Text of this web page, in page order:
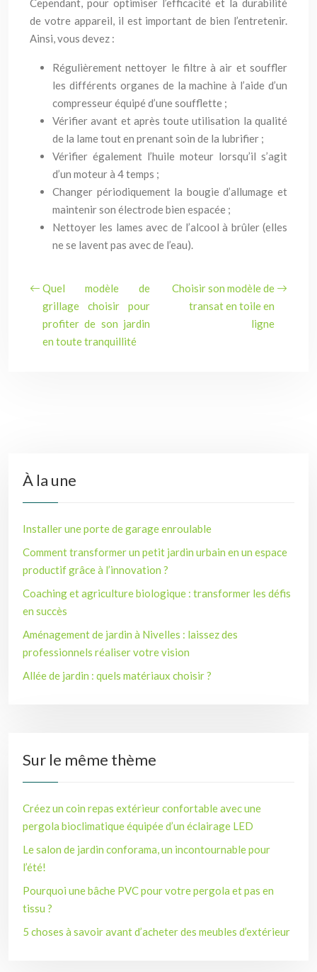
Cependant, pour optimiser l’efficacité et la durabilité
de votre appareil, il est important de bien l’entretenir.
Ainsi, vous devez :
Régulièrement nettoyer le filtre à air et souffler
les différents organes de la machine à l’aide d’un
compresseur équipé d’une soufflette ;
Vérifier avant et après toute utilisation la qualité
de la lame tout en prenant soin de la lubrifier ;
Vérifier également l’huile moteur lorsqu’il s’agit
d’un moteur à 4 temps ;
Changer périodiquement la bougie d’allumage et
maintenir son électrode bien espacée ;
Nettoyer les lames avec de l’alcool à brûler (elles
ne se lavent pas avec de l’eau).
Quel modèle de
grillage choisir pour
profiter de son jardin
en toute tranquillité
Choisir son modèle de
transat en toile en
ligne
À la une
Installer une porte de garage enroulable
Comment transformer un petit jardin urbain en un espace
productif grâce à l’innovation ?
Coaching et agriculture biologique : transformer les défis
en succès
Aménagement de jardin à Nivelles : laissez des
professionnels réaliser votre vision
Allée de jardin : quels matériaux choisir ?
Sur le même thème
Créez un coin repas extérieur confortable avec une
pergola bioclimatique équipée d’un éclairage LED
Le salon de jardin conforama, un incontournable pour
l’été!
Pourquoi une bâche PVC pour votre pergola et pas en
tissu ?
5 choses à savoir avant d’acheter des meubles d’extérieur